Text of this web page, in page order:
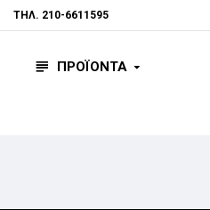
ΤΗΛ. 210-6611595
ΠΡΟΪΟΝΤΑ